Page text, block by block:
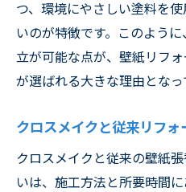
つ、環境にやさしい塗料を
いのが特徴です。このよう
立が可能な点が、壁紙リフ
が選ばれる大きな理由となっ
クロスメイクと従来リフ
クロスメイクと従来の壁紙
いは、施工方法と所要時間